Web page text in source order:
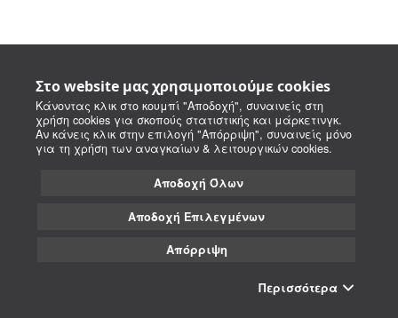
Στο website μας χρησιμοποιούμε cookies
Κάνοντας κλικ στο κουμπί "Αποδοχή", συναινείς στη
χρήση cookies για σκοπούς στατιστικής και μάρκετινγκ.
Αν κάνεις κλικ στην επιλογή "Απόρριψη", συναινείς μόνο
για τη χρήση των αναγκαίων & λειτουργικών cookies.
Αποδοχή Όλων
Αποδοχή Επιλεγμένων
Απόρριψη
Περισσότερα